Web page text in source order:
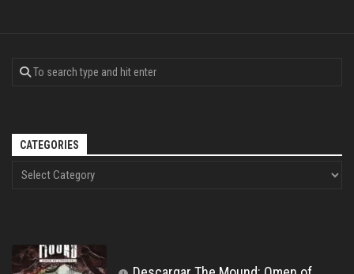
CATEGORIES